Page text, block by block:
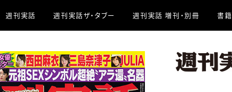
週刊実話 週刊実話ザ・タブー 週刊実話 増刊・別冊 書籍